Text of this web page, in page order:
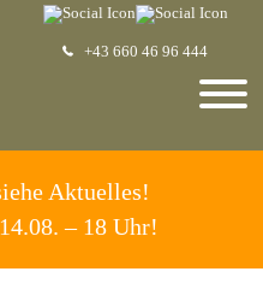
+43 660 46 96 444
Aktuelles!
– 18 Uhr!